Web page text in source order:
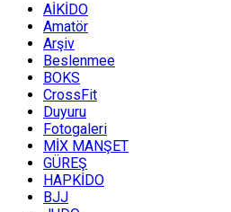
AİKİDO
Amatör
Arşiv
Beslenmee
BOKS
CrossFit
Duyuru
Fotogaleri
MİX MANŞET
GÜREŞ
HAPKİDO
BJJ